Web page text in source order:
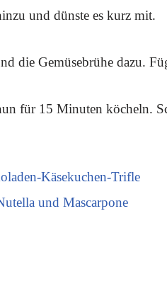
und dünste es kurz mit.
die Gemüsebrühe dazu.
für 15 Minuten köcheln.
Käsekuchen-Trifle
und Mascarpone